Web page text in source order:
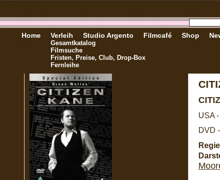
Home Verleih
Gesamtkatalog
Filmsuche
Fristen, Preise, Club, Drop-Box
Fernleihe
Studio Argento Filmcafé Shop
USA
DVD